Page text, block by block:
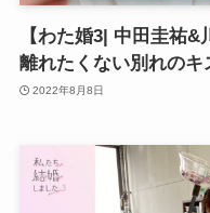
【わた婚3| 中田圭祐&
離れたくない別れのキ
2022年8月8日